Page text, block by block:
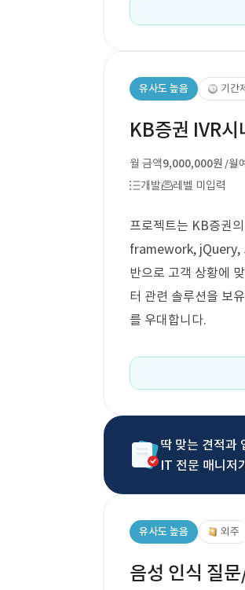
유사도 높음 기간
KB증권 IVR시
월 금액9,000,000원 /월
개발
레벨 미입력
프로젝트는 KB증권
framework, jQuery,
반으로 고객 상황에
터 관련 솔루션을 보
를 우대합니다.
딱 맞는 견적과
IT 전문 매니저
유사도 높음 외주
음성 인식 질